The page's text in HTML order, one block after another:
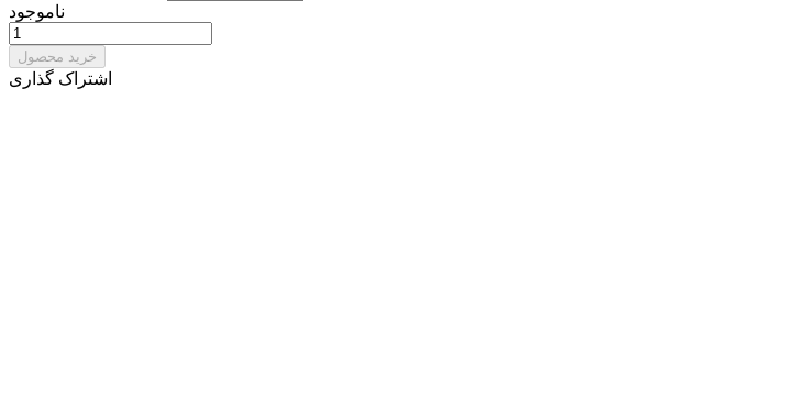
ناموجود
خرید محصول
اشتراک گذاری